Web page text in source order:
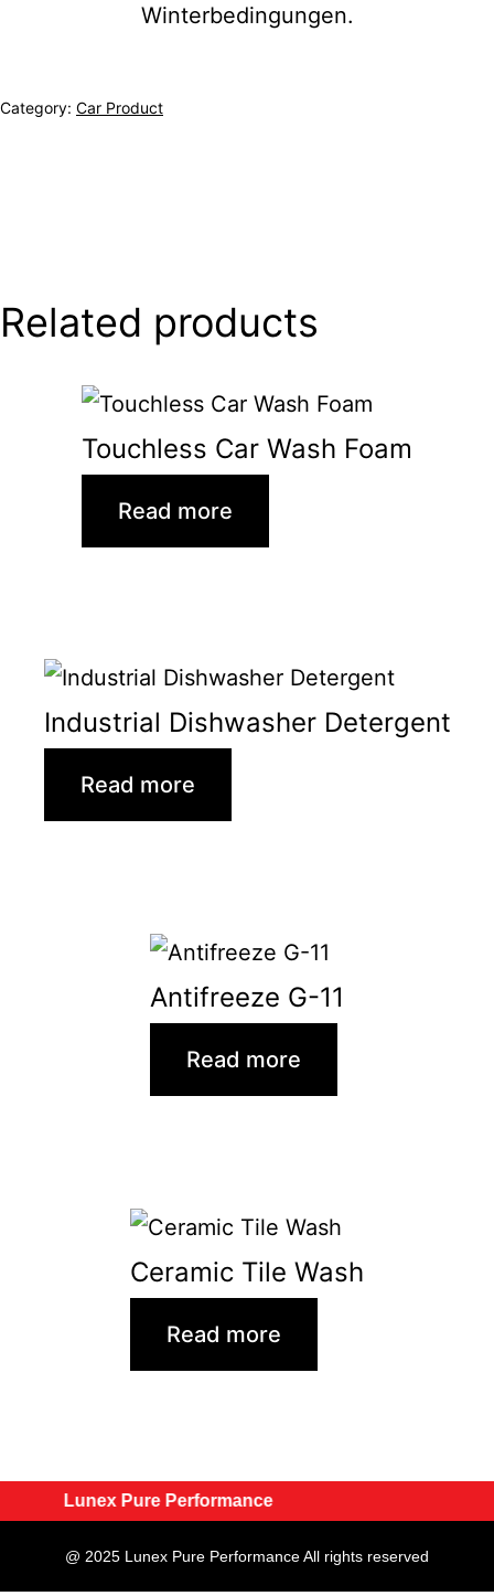
Winterbedingungen.
Category: Car Product
Related products
Touchless Car Wash Foam
Read more
Industrial Dishwasher Detergent
Read more
Antifreeze G-11
Read more
Ceramic Tile Wash
Read more
Lunex Pure Performance
@ 2025 Lunex Pure Performance All rights reserved